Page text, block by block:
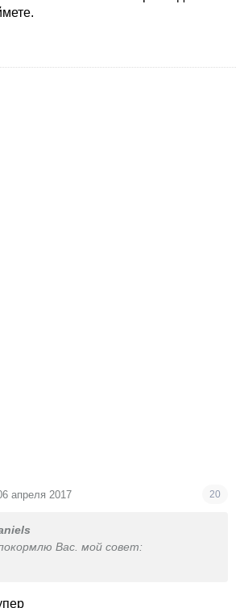
апреля 2017 20
Вас. мой совет: